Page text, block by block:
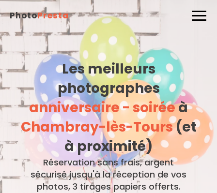
PhotoPresta
Les meilleurs
photographes
anniversaire - soiréeà
Chambray-lès-Tours(et
à proximité)
Réservation sans frais, argent
sécurisé jusqu'à la réception de vos
photos, 3 tirages papiers offerts.